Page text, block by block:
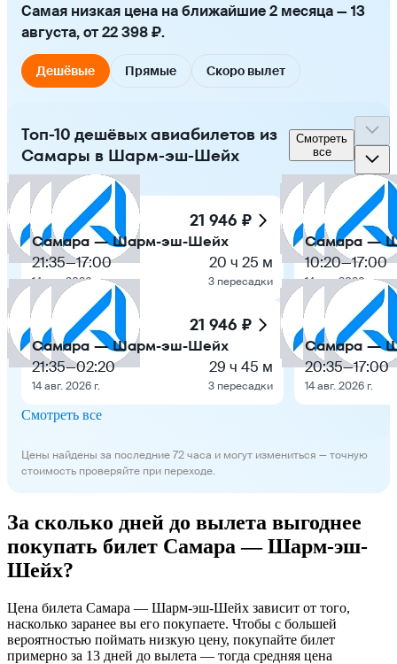
Самая низкая цена на ближайшие 2 месяца — 13
августа, от 22 398 ₽.
Дешёвые Прямые Скоро вылет
Топ-10 дешёвых авиабилетов из
Самары в Шарм-эш-Шейх
Смотреть
все
21 946 ₽
Самара — Шарм-эш-Шейх
21:35—17:00
14 авг. 2026 г.
20 ч 25 м
3 пересадки
21 946 ₽
Самара — Шарм-эш-Шейх
21:35—02:20
14 авг. 2026 г.
29 ч 45 м
3 пересадки
Самара —
10:20—17:00
14 авг. 2026 г.
Самара —
20:35—17:00
14 авг. 2026 г.
Смотреть все
Цены найдены за последние 72 часа и могут измениться — точную
стоимость проверяйте при переходе.
За сколько дней до вылета выгоднее
покупать билет Самара — Шарм-эш-
Шейх?
Цена билета Самара — Шарм-эш-Шейх зависит от того,
насколько заранее вы его покупаете. Чтобы с большей
вероятностью поймать низкую цену, покупайте билет
примерно за 13 дней до вылета — тогда средняя цена